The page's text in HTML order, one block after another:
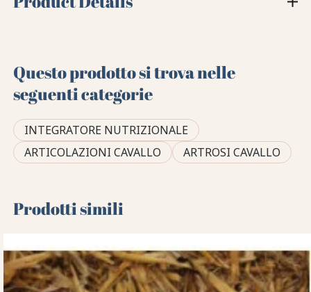
Questo prodotto si trova nelle
seguenti categorie
INTEGRATORE NUTRIZIONALE
ARTICOLAZIONI CAVALLO
ARTROSI CAVALLO
Prodotti simili